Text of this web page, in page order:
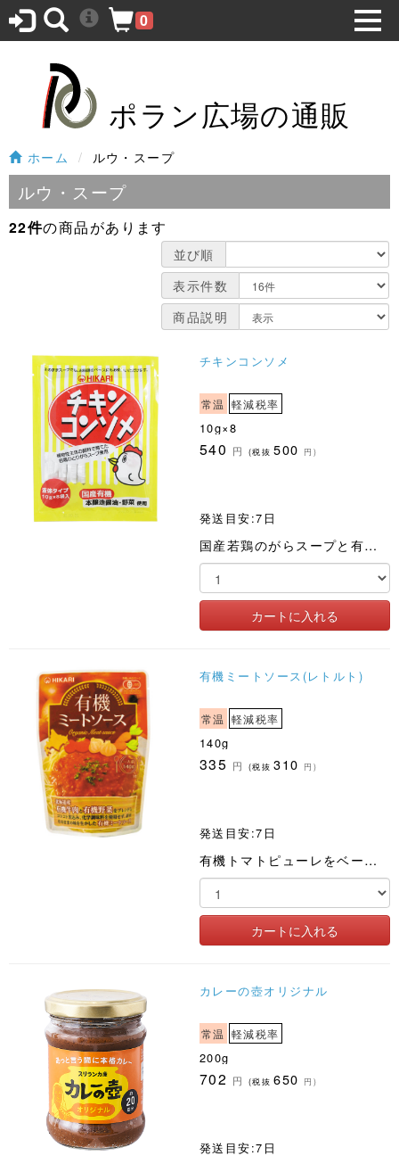
ポラン広場の通販
0
ホーム ルウ・スープ
ルウ・スープ
22件の商品があります
並び順
表示件数
商品説明
チキンコンソメ
常温 軽減税率
10g×8
540 円 (税抜500 円)
発送目安:7日
国産若鶏のがらスープと有機醤油、国産有機野菜を使用。液体タイプ
有機ミートソース(レトルト)
常温 軽減税率
140g
335 円 (税抜310 円)
発送目安:7日
有機トマトピューレをベースに、国産の有機牛肉や野菜を加えました
カレーの壺オリジナル
常温 軽減税率
200g
702 円 (税抜650 円)
発送目安:7日